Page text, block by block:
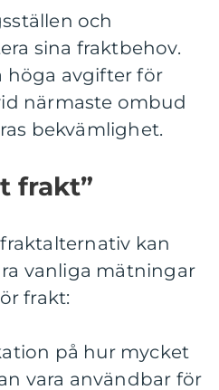
och
sina fraktbehov.
höga avgifter för
närmaste ombud
bekvämlighet.
frakt”
kan
vanliga mätningar
frakt:
på hur mycket
vara användbar för